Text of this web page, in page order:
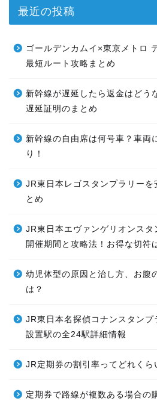
最近の投稿
ゴールデンカムイ×東京メトロ
最短ルート攻略まとめ
新幹線が遅延したら返金はどう
遅延証明のまとめ
新幹線の自由席は何号車？車両
り！
JR東日本レゴスタンプラリーを
とめ
JR東日本エヴァンゲリオンス
開催期間と攻略法！お得な切符
幼児体型の原因と治し方、お腹
は？
JR東日本名探偵コナンスタン
設置駅の全24駅詳細情報
JR定期券の割引率ってどれくら
定期券で路線が複数ある場合の